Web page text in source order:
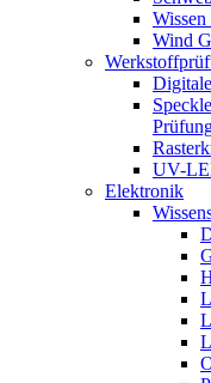
Wind
UV-
Elektronik